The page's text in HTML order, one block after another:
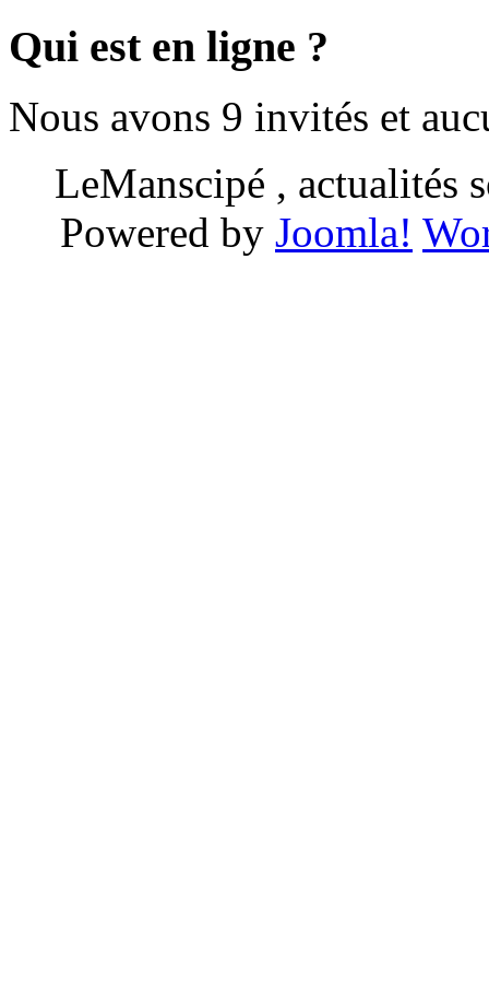
Qui est en ligne ?
Nous avons 9 invités et
LeManscipé , actualités
Powered by Joomla!